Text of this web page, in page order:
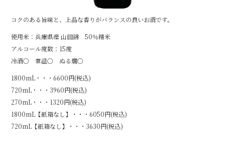
コクのある旨味と、上品な香りがバランスの良いお酒です。
使用米：兵庫県産 山田錦 50％精米
アルコール度数：15度
冷酒〇 常温〇 ぬる燗〇
1800mL・・・6600円(税込)
720mL・・・3960円(税込)
270mL・・・1320円(税込)
1800mL【紙箱なし】・・・6050円(税込)
720mL【紙箱なし】・・・3630円(税込)